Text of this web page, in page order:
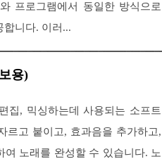
프로그램에서 동일한 방식으로
합니다. 이러...
용)
집, 믹싱하는데 사용되는 소프트
르고 붙이고, 효과음을 추가하고,
노래를 완성할 수 있습니다. 노